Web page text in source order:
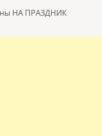
НА ПРАЗДНИК